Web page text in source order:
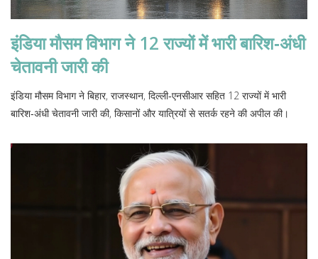
इंडिया मौसम विभाग ने 12 राज्यों में भारी बारिश‑अंधी
चेतावनी जारी की
इंडिया मौसम विभाग ने बिहार, राजस्थान, दिल्ली‑एनसीआर सहित 12 राज्यों में भारी
बारिश‑अंधी चेतावनी जारी की, किसानों और यात्रियों से सतर्क रहने की अपील की।